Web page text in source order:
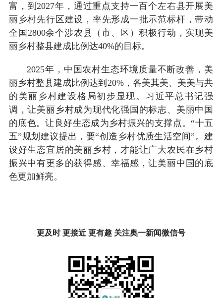
富，到2027年，通过重点支持一百个左右县开展美
丽乡村先行区建设，率先形成一批示范标杆，带动
全国2800余个涉农县（市、区）积极行动，实现美
丽乡村整县建成比例达40%的目标。
2025年，中国农村生态环境质量不断改善，美
丽乡村整县建成比例达到20%，各美其美、美美与共
的美丽乡村建设格局初步显现。习近平总书记强
调，让美丽乡村成为现代化强国的标志、美丽中国
的底色。让良好生态成为乡村振兴的支撑点。“十五
五”规划建议提出，要“创造乡村优质生活空间”。建
设好生态宜居的美丽乡村，才能让广大农民在乡村
振兴中有更多的获得感、幸福感，让美丽中国的底
色更加鲜亮。
更及时 更接近 更有趣 关注奥一新闻微信号